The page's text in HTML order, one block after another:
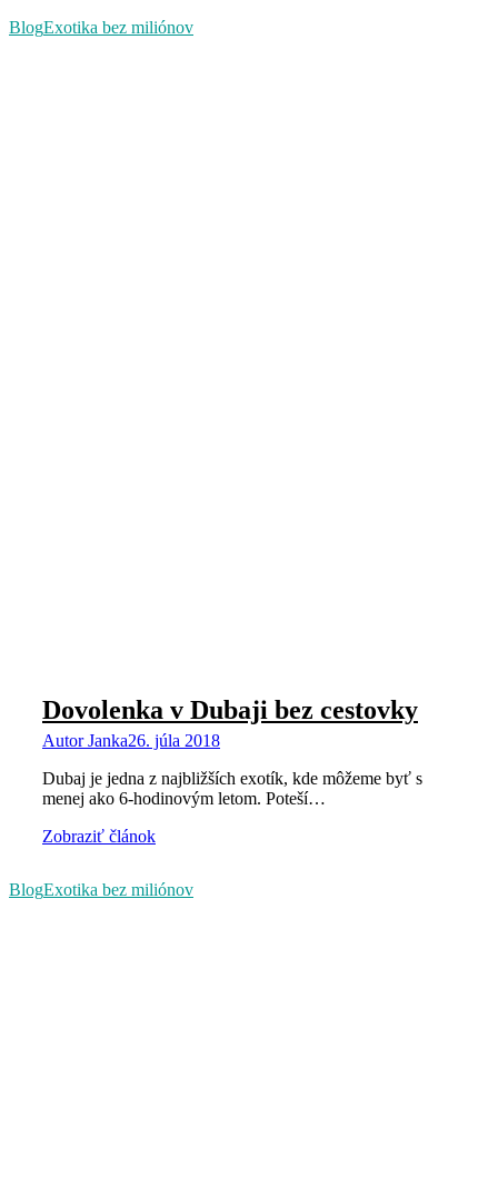
BlogExotika bez miliónov
Dovolenka v Dubaji bez cestovky
AutorJanka26. júla 2018
Dubaj je jedna z najbližších exotík, kde môžeme byť s
menej ako 6-hodinovým letom. Poteší…
Zobraziť článok
BlogExotika bez miliónov